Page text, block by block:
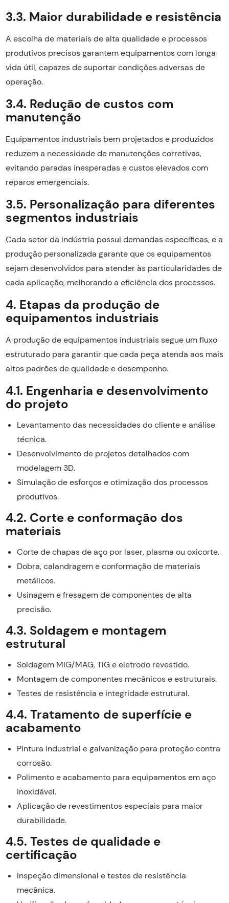
3.3. Maior durabilidade e resistência
A escolha de materiais de alta qualidade e processos
produtivos precisos garantem equipamentos com longa
vida útil, capazes de suportar condições adversas de
operação.
3.4. Redução de custos com
manutenção
Equipamentos industriais bem projetados e produzidos
reduzem a necessidade de manutenções corretivas,
evitando paradas inesperadas e custos elevados com
reparos emergenciais.
3.5. Personalização para diferentes
segmentos industriais
Cada setor da indústria possui demandas específicas, e a
produção personalizada garante que os equipamentos
sejam desenvolvidos para atender às particularidades de
cada aplicação, melhorando a eficiência dos processos.
4. Etapas da produção de
equipamentos industriais
A produção de equipamentos industriais segue um fluxo
estruturado para garantir que cada peça atenda aos mais
altos padrões de qualidade e desempenho.
4.1. Engenharia e desenvolvimento
do projeto
Levantamento das necessidades do cliente e análise
técnica.
Desenvolvimento de projetos detalhados com
modelagem 3D.
Simulação de esforços e otimização dos processos
produtivos.
4.2. Corte e conformação dos
materiais
Corte de chapas de aço por laser, plasma ou oxicorte.
Dobra, calandragem e conformação de materiais
metálicos.
Usinagem e fresagem de componentes de alta
precisão.
4.3. Soldagem e montagem
estrutural
Soldagem MIG/MAG, TIG e eletrodo revestido.
Montagem de componentes mecânicos e estruturais.
Testes de resistência e integridade estrutural.
4.4. Tratamento de superfície e
acabamento
Pintura industrial e galvanização para proteção contra
corrosão.
Polimento e acabamento para equipamentos em aço
inoxidável.
Aplicação de revestimentos especiais para maior
durabilidade.
4.5. Testes de qualidade e
certificação
Inspeção dimensional e testes de resistência
mecânica.